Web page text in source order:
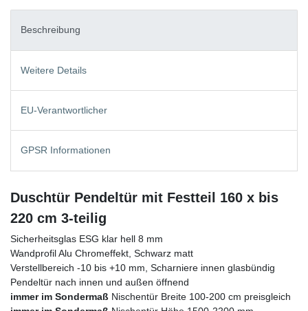
Beschreibung
Weitere Details
EU-Verantwortlicher
GPSR Informationen
Duschtür Pendeltür mit Festteil 160 x bis
220 cm 3-teilig
Sicherheitsglas ESG klar hell 8 mm
Wandprofil Alu Chromeffekt, Schwarz matt
Verstellbereich -10 bis +10 mm, Scharniere innen glasbündig
Pendeltür nach innen und außen öffnend
immer im Sondermaß Nischentür Breite 100-200 cm preisgleich